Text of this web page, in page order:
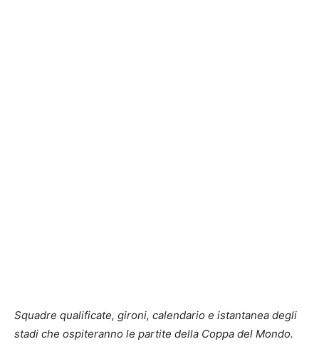
Squadre qualificate, gironi, calendario e istantanea degli
stadi che ospiteranno le partite della Coppa del Mondo.